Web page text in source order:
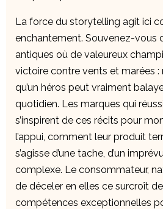
La force du storytelling agit ici
enchantement. Souvenez-vous
antiques où de valeureux
victoire contre vents et marées :
qu’un héros peut vraiment
quotidien. Les marques qui
s’inspirent de ces récits pour
l’appui, comment leur produit
s’agisse d’une tache, d’un
complexe. Le consommateur,
de déceler en elles ce surcroît
compétences exceptionnelles